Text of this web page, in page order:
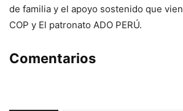
de familia y el apoyo sostenido que
COP y El patronato ADO PERÚ.
Comentarios